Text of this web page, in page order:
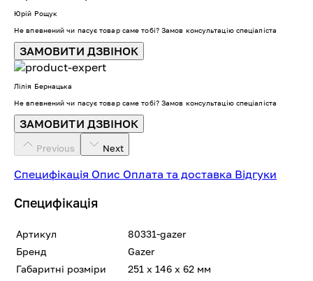
Юрій Рощук
Не впевнений чи пасує товар саме тобі? Замов консультацію спеціаліста
ЗАМОВИТИ ДЗВІНОК
Лілія Бернацька
Не впевнений чи пасує товар саме тобі? Замов консультацію спеціаліста
ЗАМОВИТИ ДЗВІНОК
Previous Next
Специфікація Опис Оплата та доставка Відгуки
Специфікація
Артикул
80331-gazer
Бренд
Gazer
Габаритні розміри
251 x 146 x 62 мм